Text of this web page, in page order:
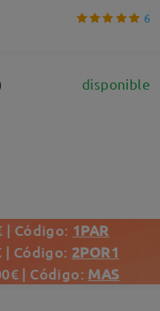
6
disponible
| Código: 1PAR
| Código: 2POR1
| Código: MAS